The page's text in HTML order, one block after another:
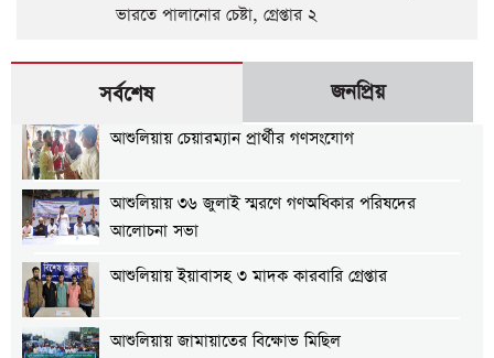
ভারতে পালানোর চেষ্টা, গ্রেপ্তার ২
সর্বশেষ জনপ্রিয়
আশুলিয়ায় চেয়ারম্যান প্রার্থীর গণসংযোগ
আশুলিয়ায় ৩৬ জুলাই স্মরণে গণঅধিকার পরিষদের
আলোচনা সভা
আশুলিয়ায় ইয়াবাসহ ৩ মাদক কারবারি গ্রেপ্তার
আশুলিয়ায় জামায়াতের বিক্ষোভ মিছিল